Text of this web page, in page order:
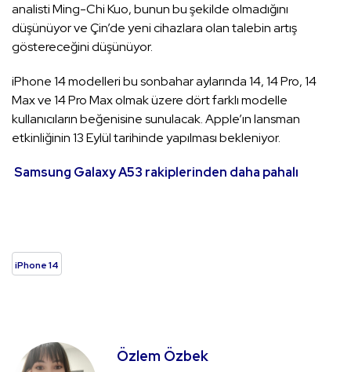
analisti Ming-Chi Kuo, bunun bu şekilde olmadığını
düşünüyor ve Çin’de yeni cihazlara olan talebin artış
göstereceğini düşünüyor.
iPhone 14 modelleri bu sonbahar aylarında 14, 14 Pro, 14
Max ve 14 Pro Max olmak üzere dört farklı modelle
kullanıcıların beğenisine sunulacak. Apple’ın lansman
etkinliğinin 13 Eylül tarihinde yapılması bekleniyor.
Samsung Galaxy A53 rakiplerinden daha pahalı
iPhone 14
Özlem Özbek